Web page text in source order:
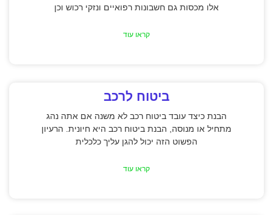
אלו מכסות גם חשבונות רפואיים ונזקי רכוש וכן
קראו עוד
ביטוח לרכב
הבנת כיצד עובד ביטוח רכב לא משנה אם אתה נהג
מתחיל או מנוסה, הבנת ביטוח רכב היא חיונית. הרעיון
הפשוט הזה יכול להגן עליך כלכלית
קראו עוד